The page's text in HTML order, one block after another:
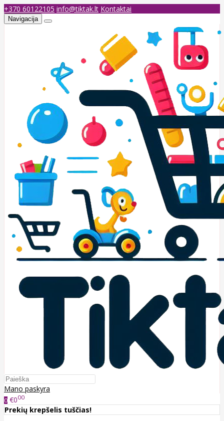
+370 60122105 info@tiktak.lt Kontaktai
Navigacija
Mano paskyra
0 €000
Prekių krepšelis tuščias!